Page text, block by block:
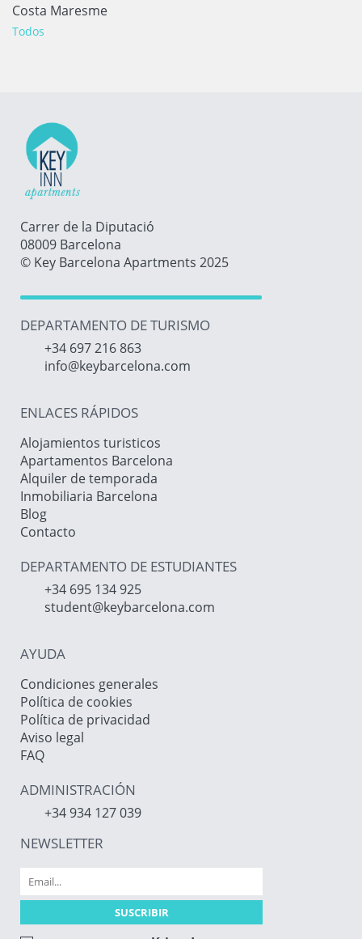
Costa Maresme
Todos
Carrer de la Diputació
08009 Barcelona
© Key Barcelona Apartments 2025
DEPARTAMENTO DE TURISMO
+34 697 216 863
info@keybarcelona.com
ENLACES RÁPIDOS
Alojamientos turisticos
Apartamentos Barcelona
Alquiler de temporada
Inmobiliaria Barcelona
Blog
Contacto
DEPARTAMENTO DE ESTUDIANTES
+34 695 134 925
student@keybarcelona.com
AYUDA
Condiciones generales
Política de cookies
Política de privacidad
Aviso legal
FAQ
ADMINISTRACIÓN
+34 934 127 039
NEWSLETTER